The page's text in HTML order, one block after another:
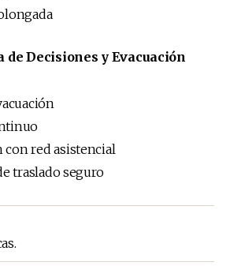
de Decisiones y Evacuación
con red asistencial
traslado seguro